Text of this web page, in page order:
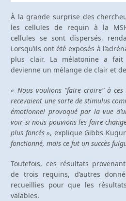
À la grande surprise des
les cellules de requin à la
cellules se sont dispersés,
Lorsqu’ils ont été exposés à
plus clair. La mélatonine a
devienne un mélange de clair et
« Nous voulions “faire croire” à ces
recevaient une sorte de stimulus
émotionnel provoqué par la vue
voir si nous pouvions les faire
plus foncés », explique Gibbs
fonctionné, mais ce fut un succès
Toutefois, ces résultats
de trois requins, d’autres
recueillies pour que les
valables.